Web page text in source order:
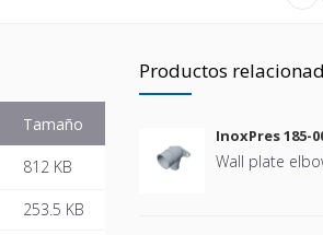
Tamaño
812 KB
253.5 KB
Productos
InoxPres 185-
Wall plate